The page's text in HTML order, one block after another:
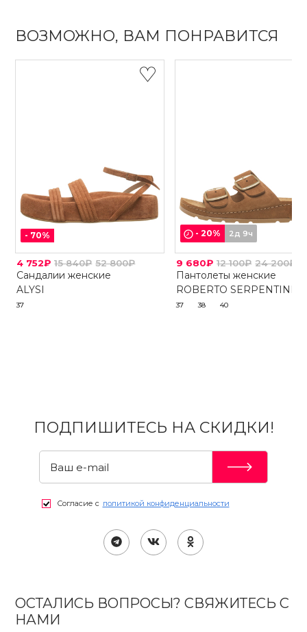
ВОЗМОЖНО, ВАМ ПОНРАВИТСЯ
- 70%
4 752₽ 15 840₽ 52 800₽
Сандалии женские
ALYSI
37
-20% 2д 9ч
9 680₽ 12 100₽ 24 200₽
Пантолеты женские
ROBERTO SERPENTINI
37 38 40
ПОДПИШИТЕСЬ НА СКИДКИ!
Согласие с политикой конфиденциальности
ОСТАЛИСЬ ВОПРОСЫ? СВЯЖИТЕСЬ С
НАМИ